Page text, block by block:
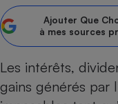
Ajouter Que
à mes sources
Les intérêts,
gains générés par